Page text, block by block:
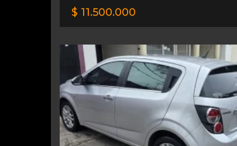
$ 11.500.000